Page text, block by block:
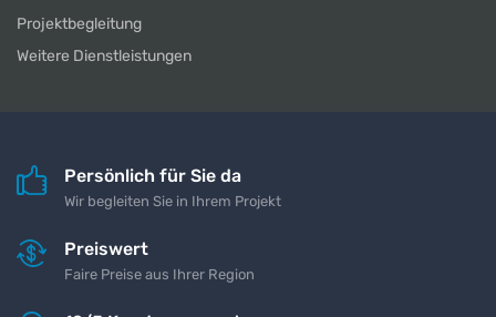
Projektbegleitung
Weitere Dienstleistungen
Persönlich für Sie da
Wir begleiten Sie in Ihrem Projekt
Preiswert
Faire Preise aus Ihrer Region